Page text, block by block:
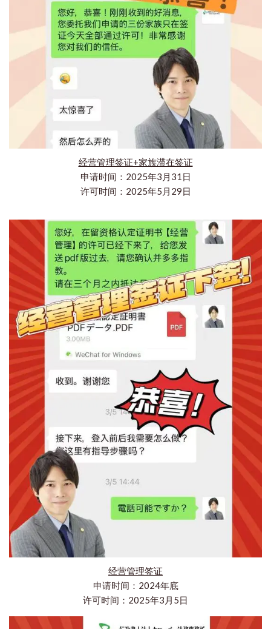
经营管理签证+家族滞在签证
申请时间：2025年3月31日
许可时间：2025年5月29日
经营管理签证
申请时间：2024年底
许可时间：2025年3月5日